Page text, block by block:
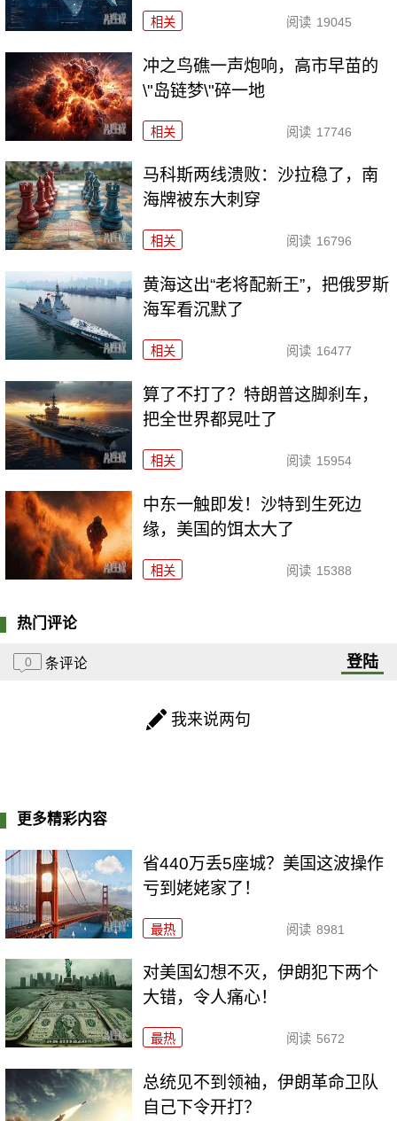
相关 阅读 19045
冲之鸟礁一声炮响，高市早苗的
\"岛链梦\"碎一地
相关 阅读 17746
马科斯两线溃败：沙拉稳了，南
海牌被东大刺穿
相关 阅读 16796
黄海这出“老将配新王”，把俄罗斯
海军看沉默了
相关 阅读 16477
算了不打了？特朗普这脚刹车，
把全世界都晃吐了
相关 阅读 15954
中东一触即发！沙特到生死边
缘，美国的饵太大了
相关 阅读 15388
热门评论
0 条评论 登陆
我来说两句
更多精彩内容
省440万丢5座城？美国这波操作
亏到姥姥家了！
最热 阅读 8981
对美国幻想不灭，伊朗犯下两个
大错，令人痛心！
最热 阅读 5672
总统见不到领袖，伊朗革命卫队
自己下令开打？